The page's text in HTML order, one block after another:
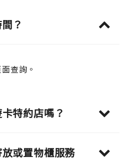
？
查詢。
特約店嗎？
或置物櫃服務